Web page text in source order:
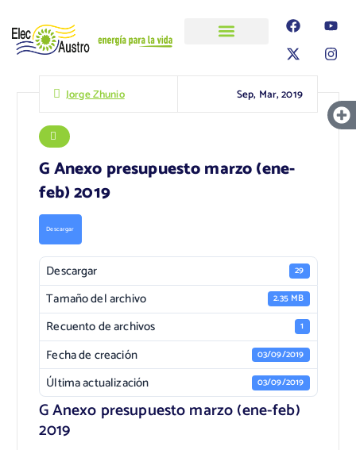
Jorge Zhunio Sep, Mar, 2019
G Anexo presupuesto marzo (ene-
feb) 2019
Descargar
Descargar 29
Tamaño del archivo 2.35 MB
Recuento de archivos 1
Fecha de creación 03/09/2019
Última actualización 03/09/2019
G Anexo presupuesto marzo (ene-feb)
2019